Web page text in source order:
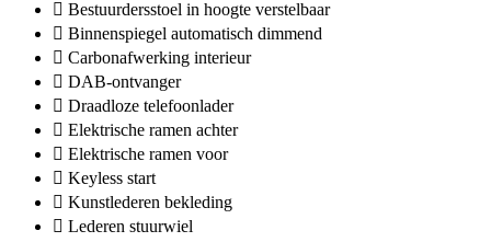
Bestuurdersstoel in hoogte verstelbaar
Binnenspiegel automatisch dimmend
Carbonafwerking interieur
DAB-ontvanger
Draadloze telefoonlader
Elektrische ramen achter
Elektrische ramen voor
Keyless start
Kunstlederen bekleding
Lederen stuurwiel